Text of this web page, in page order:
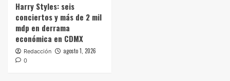
Harry Styles: seis
conciertos y más de 2 mil
mdp en derrama
económica en CDMX
Redacción agosto 1, 2026
0